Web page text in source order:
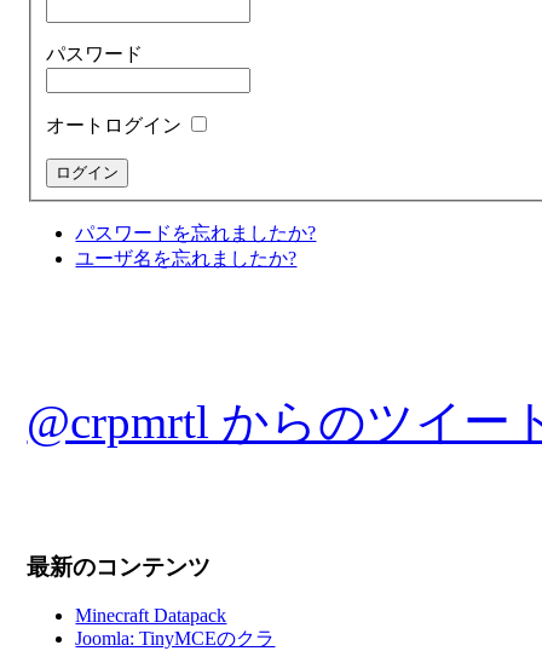
パスワード
オートログイン
パスワードを忘れましたか?
ユーザ名を忘れましたか?
@crpmrtl からのツイー
最新のコンテンツ
Minecraft Datapack
Joomla: TinyMCEのクラ